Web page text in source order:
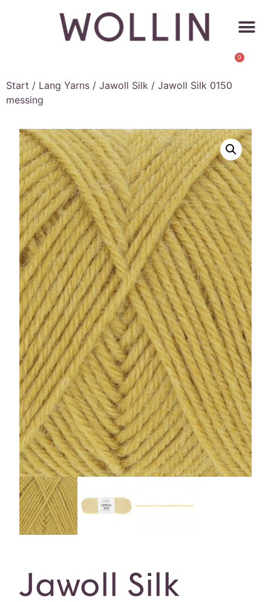
0
Start / Lang Yarns / Jawoll Silk / Jawoll Silk 0150
messing
Jawoll Silk